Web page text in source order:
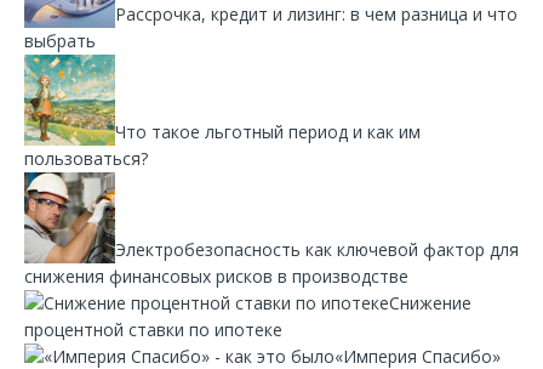
Рассрочка, кредит и лизинг: в чем разница и что
выбрать
Что такое льготный период и как им
пользоваться?
Электробезопасность как ключевой фактор для
снижения финансовых рисков в производстве
Снижение
процентной ставки по ипотеке
«Империя Спасибо»